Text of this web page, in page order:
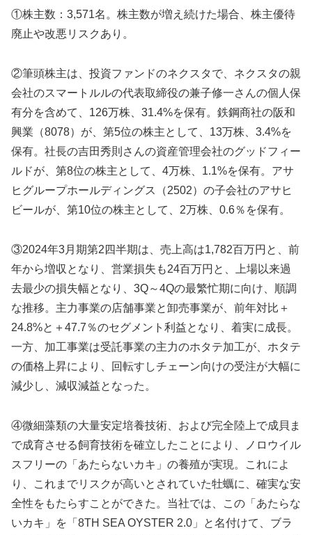
①株主数：3,571名。株主数が増え続けた場合、株主優待
廃止や改悪リスクあり。
②筆頭株主は、投資ファンドのネクスタで、ネクスタの親
会社のスマートルルの代表取締役の兼子修一さんの個人保
有分を含めて、126万株、31.4%を保有。鉄鋼商社の阪和
興業（8078）が、第5位の株主として、13万株、3.4%を
保有。社長の吉田秀則さんの資産管理会社のグッドフィー
ルドが、第8位の株主として、4万株、1.1%を保有。アサ
ヒグループホールディングス（2502）の子会社のアサヒ
ビールが、第10位の株主として、2万株、0.6％を保有。
③2024年3月期第2四半期は、売上高は1,782百万円と、前
年から増収となり、営業損失も24百万円と、上場以来過
去最少の損失幅となり、3Q～4Qの最繁忙期に向け、順調
な推移。主力事業の店舗事業と卸売事業が、前年対比＋
24.8%と＋47.7％のセグメント利益となり、着実に成長。
一方、加工事業は受託事業の主力のホタテ加工が、ホタテ
の価格上昇により、回転すしチェーン向けの受注が大幅に
減少し、減収減益となった。
④微細藻類の大量安定培養技術、および完全陸上で成貝ま
で成育させる飼育技術を確立したことにより、ノロウイル
スフリーの「あたらないカキ」の養殖が実現。これによ
り、これまでリスクが高いとされていた牡蠣に、確実な安
全性をもたらすことができた。当社では、この「あたらな
いカキ」を「8TH SEA OYSTER 2.0」と名付けて、ブラ